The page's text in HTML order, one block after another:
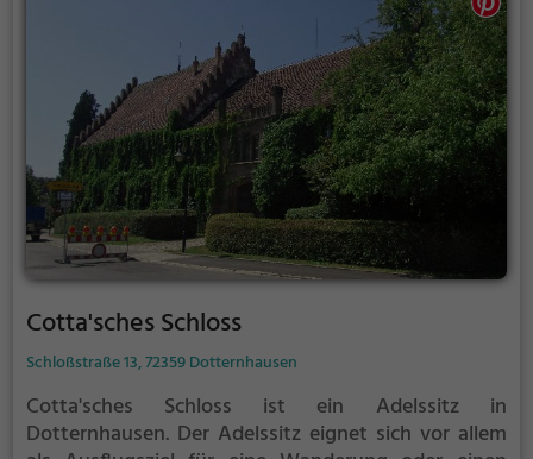
Cotta'sches Schloss
Schloßstraße 13, 72359 Dotternhausen
Cotta'sches Schloss ist ein Adelssitz in
Dotternhausen. Der Adelssitz eignet sich vor allem